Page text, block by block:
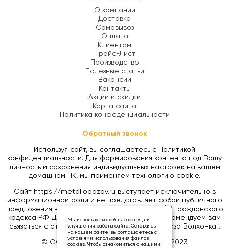
О компании
Доставка
Самовывоз
Оплата
Клиентам
Прайс-Лист
Производство
Полезные статьи
Вакансии
Контакты
Акции и скидки
Карта сайта
Политика конфеденциальности
Обратный звонок
Используя сайт, вы соглашаетесь с Политикой
конфиденциальности. Для формирования контента под Вашу
личность и сохранения индивидуальных настроек на вашем
домашнем ПК, мы применяем технологию cookie.
Сайт https://metallobazav.ru выступает исключительно в
информационной роли и не представляет собой публичного
предложения в соответствии со статьей 437 (2) Гражданского
кодекса РФ. Для уточнения цен на товары, рекомендуем вам
связаться с отделом продаж ООО "Металлобаза Волхонка".
© ООО «МЕТАЛЛОБАЗА ВОЛХОНКА», 2023
Мы используем файлы cookies для
улучшения работы сайта. Оставаясь
на нашем сайте, вы соглашаетесь с
условиями использования файлов
cookies. Чтобы ознакомиться с нашими